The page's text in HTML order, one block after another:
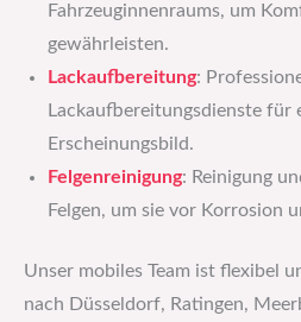
Fahrzeuginnenraums, um
gewährleisten.
Lackaufbereitung:
Lackaufbereitungsdienste für
Erscheinungsbild.
Felgenreinigung: Reinigung
Felgen, um sie vor Korrosion
Unser mobiles Team ist flexibel
nach Düsseldorf, Ratingen,